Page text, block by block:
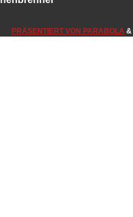
PRÄSENTIERT VON PARABOLA &